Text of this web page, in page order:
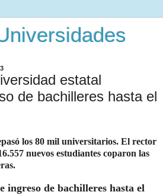
estatal
de bachilleres hasta el
los 80 mil universitarios. El rector
nuevos estudiantes coparon las
ingreso de bachilleres hasta el